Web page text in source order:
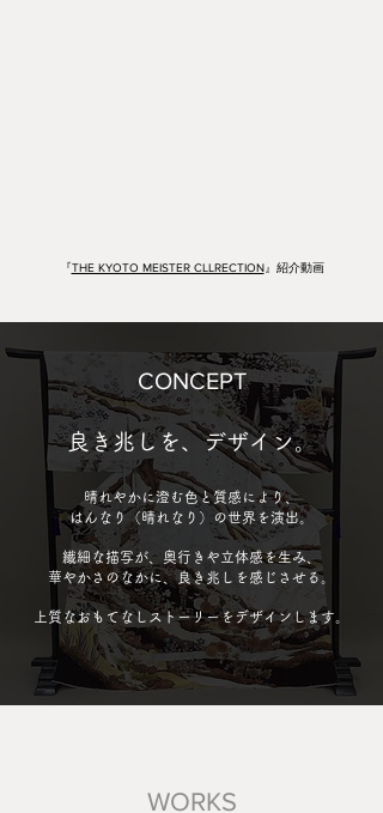
『THE KYOTO MEISTER CLLRECTION』紹介動画
​CONCEPT
良き兆しを、デザイン。
晴れやかに澄む色と質感により、
はんなり（晴れなり）の世界を演出。
繊細な描写が、奥行きや立体感を生み、
華やかさのなかに、良き兆しを感じさせる。
上質なおもてなしストーリーをデザインします。
WORKS